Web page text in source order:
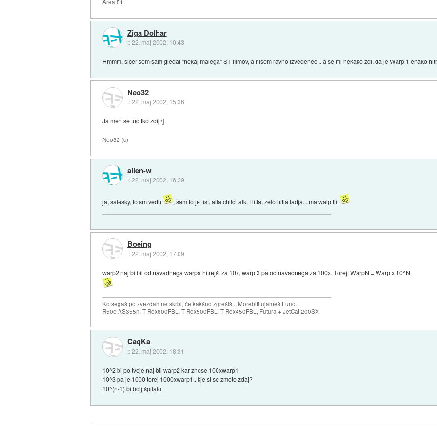
Area 51
Ziga Dolhar
::22. maj 2002, 10:43
Hmmm, sicer sem sam gledal "nekaj malega" ST filmov, a nisem ravno izvedenec... a se mi nekako zdi, da je Warp 1 enako
Neo32
::22. maj 2002, 15:36
Ja men se tud tko zdi[:\]
Neo32 (c)
alien-w
::22. maj 2002, 16:29
ja, salesky, to sm vedu , sam to je tist, alla child talk. Hitla, zelo hitla ladja... ma walp tli!
Boeing
::22. maj 2002, 17:09
warp2 naj bi bil od navadnega warpa hitrejši za 10x, warp 3 pa od navadnega za 100x. Torej: WarpN = Warp x 10^N
Ko segaš po zvezdah ne skrbi, če kakšno zgrešiš... Morebiti ujameš Luno...
R50e AS355n, T-Rex600FBL, T-Rex500FBL, T-Rex450FBL, Futura + JetCat 200SX
CaqKa
::22. maj 2002, 18:31
10^2 bi po tvoje naj bil warp2 kar znese 100xwarp1
10^3 pa je 1000 torej 1000xwarp1.. kje si se zmoto zdaj?
10^(n-1) bi bolj špilalo